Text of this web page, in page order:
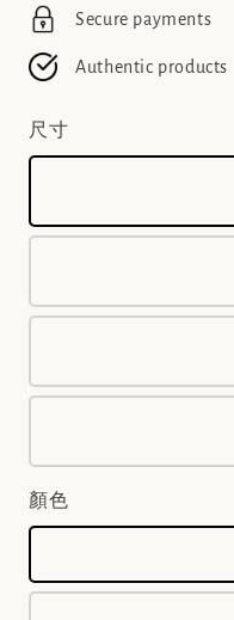
Secure payments
Authentic products
尺寸
顏色